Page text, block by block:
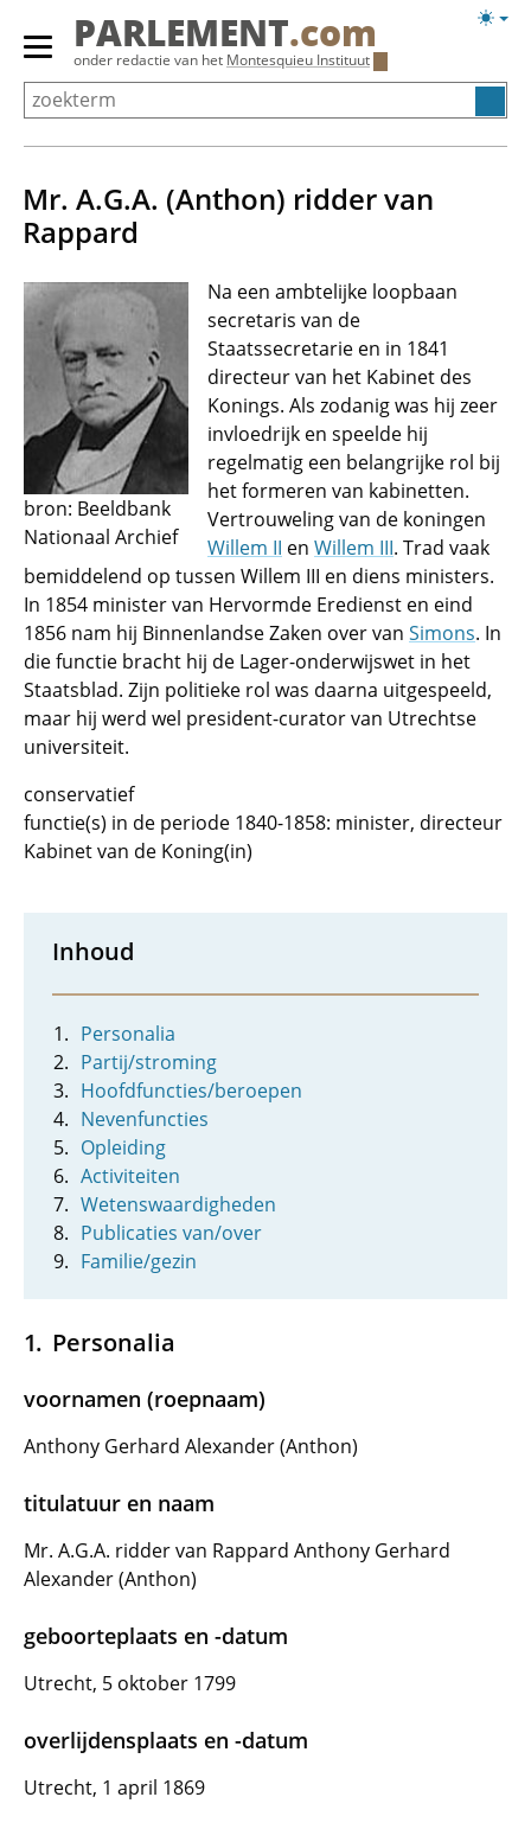
Overslaan
Primair
menu
tonen/verbergen
PARLEMENT.com
onder redactie van het Montesquieu Instituut
Mr. A.G.A. (Anthon) ridder van
Rappard
bron: Beeldbank
Nationaal Archief
Na een ambtelijke loopbaan
secretaris van de
Staatssecretarie en in 1841
directeur van het Kabinet des
Konings. Als zodanig was hij zeer
invloedrijk en speelde hij
regelmatig een belangrijke rol bij
het formeren van kabinetten.
Vertrouweling van de koningen
Willem II en Willem III. Trad vaak
bemiddelend op tussen Willem III en diens ministers.
In 1854 minister van Hervormde Eredienst en eind
1856 nam hij Binnenlandse Zaken over van Simons. In
die functie bracht hij de Lager-onderwijswet in het
Staatsblad. Zijn politieke rol was daarna uitgespeeld,
maar hij werd wel president-curator van Utrechtse
universiteit.
conservatief
functie(s) in de periode 1840-1858: minister, directeur
Kabinet van de Koning(in)
Inhoud
Personalia
Partij/stroming
Hoofdfuncties/beroepen
Nevenfuncties
Opleiding
Activiteiten
Wetenswaardigheden
Publicaties van/over
Familie/gezin
Personalia
voornamen (roepnaam)
Anthony Gerhard Alexander (Anthon)
titulatuur en naam
Mr. A.G.A. ridder van Rappard Anthony Gerhard
Alexander (Anthon)
geboorteplaats en -datum
Utrecht, 5 oktober 1799
overlijdensplaats en -datum
Utrecht, 1 april 1869